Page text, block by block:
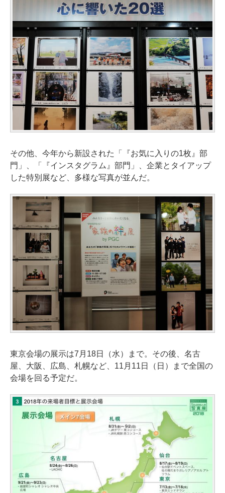
その他、今年から新設された「『お気に入りの1枚』部
門」、「『インスタグラム』部門」、企業とタイアップ
した特別展など、多様な写真が並んだ。
東京会場の展示は7月18日（水）まで。その後、名古
屋、大阪、広島、札幌など、11月11日（日）まで全国の
会場を回る予定だ。